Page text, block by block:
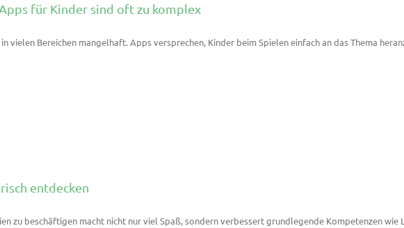
für Kinder sind oft zu komplex
vielen Bereichen mangelhaft. Apps versprechen, Kinder beim Spielen einfach an das Thema
entdecken
zu beschäftigen macht nicht nur viel Spaß, sondern verbessert grundlegende Kompetenzen